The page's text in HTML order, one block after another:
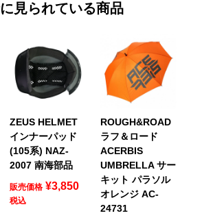
見られている商品
ZEUS HELMET
インナーパッド
(105系) NAZ-
2007 南海部品
販売価格 ¥3,850
税込
ROUGH&ROAD
ラフ＆ロード
ACERBIS
UMBRELLA サー
キット パラソル
オレンジ AC-
24731